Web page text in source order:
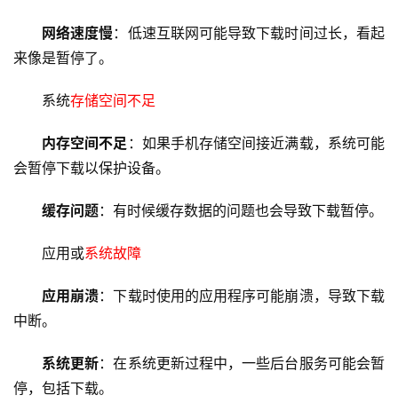
网络速度慢 ：低速互联网可能导致下载时间过长，看起
来像是暂停了。
系统存储空间不足
内存空间不足 ：如果手机存储空间接近满载，系统可能
会暂停下载以保护设备。
缓存问题：有时候缓存数据的问题也会导致下载暂停。
应用或系统故障
应用崩溃：下载时使用的应用程序可能崩溃，导致下载
中断。
系统更新：在系统更新过程中，一些后台服务可能会暂
停，包括下载。